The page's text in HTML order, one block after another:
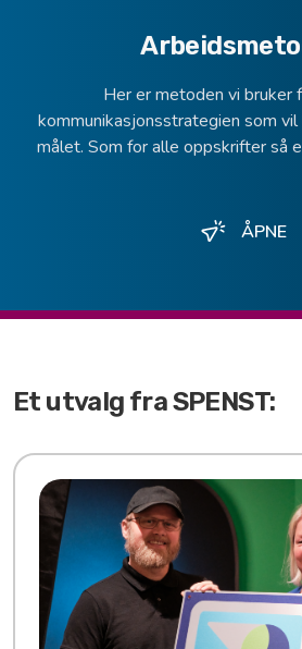
Her er metoden vi bruker
kommunikasjonsstrategien som
målet. Som for alle oppskrifter så
ÅPNE
Et utvalg fra SPENST: